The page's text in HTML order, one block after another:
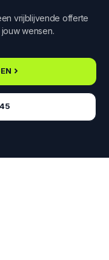
vrijblijvende offerte
wensen.